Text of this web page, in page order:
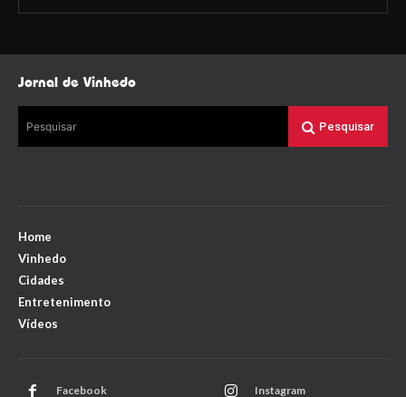
Jornal de Vinhedo
Pesquisar Pesquisar
Home
Vinhedo
Cidades
Entretenimento
Vídeos
Facebook Instagram